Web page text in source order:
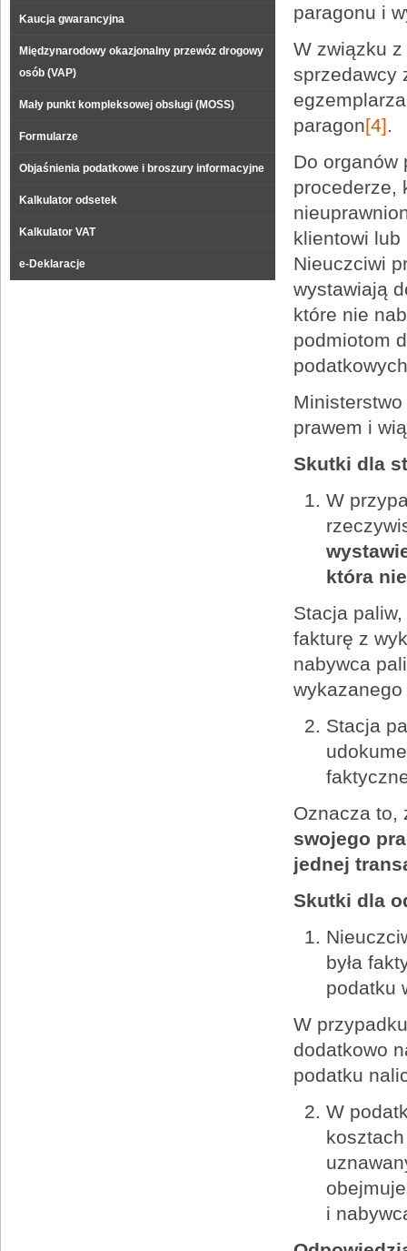
Kaucja gwarancyjna
Międzynarodowy okazjonalny przewóz drogowy
osób (VAP)
Mały punkt kompleksowej obsługi (MOSS)
Formularze
Objaśnienia podatkowe i broszury informacyjne
Kalkulator odsetek
Kalkulator VAT
e-Deklaracje
paragonu i
W związku
sprzedawcy
paragon[4].
Do organów
procederze,
klientowi lub
Nieuczciwi
wystawiają
które nie
podmiotom
prawem i
Skutki dla
W
która
Stacja
fakturę z
nabywca
Stacja
Oznacza to,
swojego
jednej
Skutki dla
była
podatku
W
dodatkowo
podatku
W
i